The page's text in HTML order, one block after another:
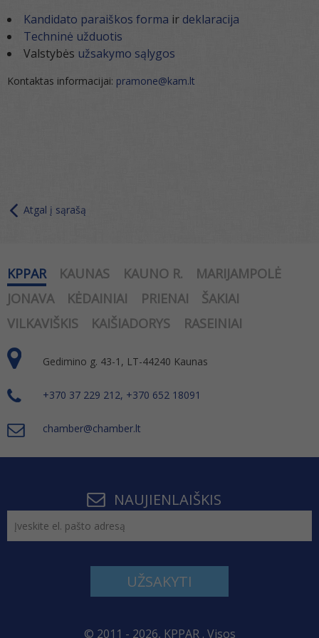
Kandidato paraiškos forma ir deklaracija
Techninė užduotis
Valstybės užsakymo sąlygos
Kontaktas informacijai: pramone@kam.lt
Atgal į sąrašą
KPPAR KAUNAS KAUNO R.
MARIJAMPOLĖ
JONAVA
KĖDAINIAI PRIENAI
ŠAKIAI
VILKAVIŠKIS
KAIŠIADORYS RASEINIAI
Gedimino g. 43-1, LT-44240 Kaunas
+370 37 229 212, +370 652 18091
chamber@chamber.lt
NAUJIENLAIŠKIS
UŽSAKYTI
© 2011 - 2026, KPPAR . Visos